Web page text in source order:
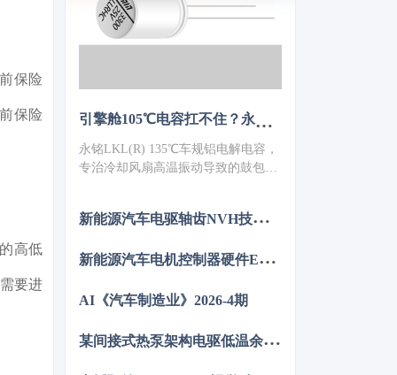
保险
保险
高低
要进
引擎舱105℃电容扛不住？永铭LKL(R) 135℃车规铝电解电容，破解冷却风扇高温振动失效难题
永铭LKL(R) 135℃车规铝电解电容，
专治冷却风扇高温振动导致的鼓包漏
≤10PPM（传统方案300PPM）。可
改板。100万颗用量售后赔付从45万
著，助力国产化替代。
新
能源汽车电驱轴齿NVH技术图谱研究
新
能源汽车电机控制器硬件EMC源头抑制技术
AI《汽车制造业》2026-4期
某
间接式热泵架构电驱低温余热利用控制方法的仿真优化研究